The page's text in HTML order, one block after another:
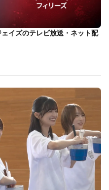
イズのテレビ放送・ネット配